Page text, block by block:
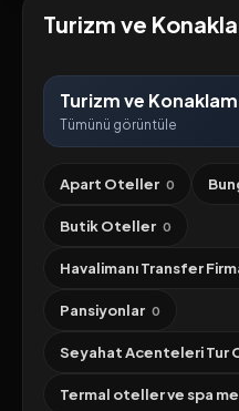
Turizm ve
Turizm ve
Tümünü görüntüle
Apart Oteller 0
Butik Oteller 0
Havalimanı Transfer
Pansiyonlar 0
Seyahat Acenteleri Tur
Termal oteller ve spa